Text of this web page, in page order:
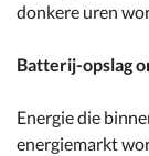
donkere uren
Batterij-opslag
Energie die
energiemarkt